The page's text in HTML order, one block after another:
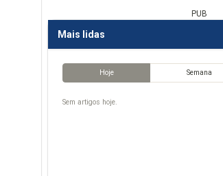
PUB
Mais lidas
Hoje Semana
Sem artigos hoje.